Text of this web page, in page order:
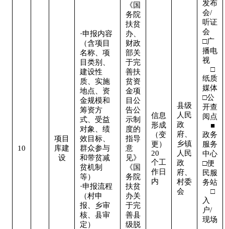
10
项目
库建
设
·申报内容
（含项目
名称、项
目类别、
建设性
质、实施
地点、资
金规模和
筹资方
式、受益
对象、绩
效目标、
群众参与
和带贫减
贫机制
等）
·申报流程
（村申
报、乡审
核、县审
定）
《国
务院
扶贫
办、
财政
部关
于完
善扶
贫资
金项
目公
告公
示制
度的
指导
意
见》
《国
务院
扶贫
办关
于完
善县
级脱
信息
形成
（变
更）
20
个工
作日
内
县级
人民
政
府、
乡镇
人民
政
府、
村委
会
发布
会/
听证
会
□广
播电
视
□
纸质
媒体
□公
开查
阅点
■
政务
服务
中心
□便
民服
务站
□
入
户/
现场